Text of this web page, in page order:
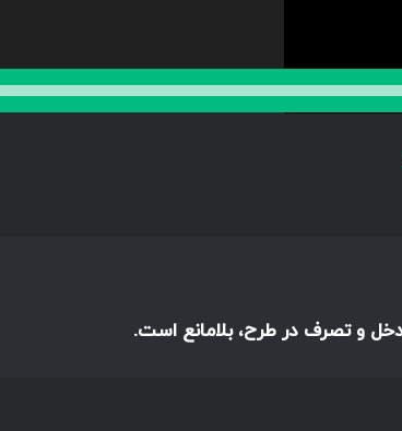
دخل و تصرف در طرح، بلامانع است.